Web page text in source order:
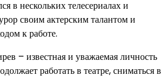
в нескольких телесериалах и
своим актерским талантом и
к работе.
– известная и уважаемая личность
работать в театре, сниматься в